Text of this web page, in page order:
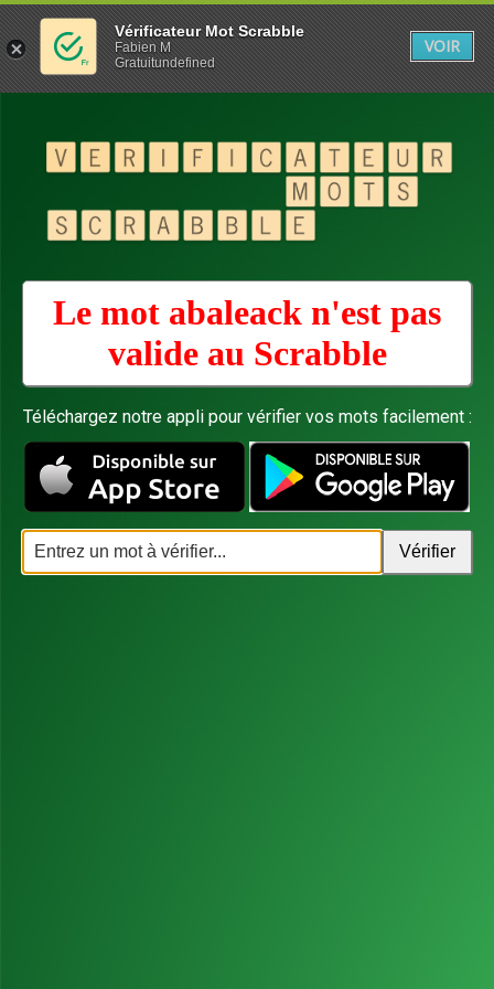
Le mot abaleack n'est pas
valide au Scrabble
Téléchargez notre appli pour vérifier vos mots facilement :
Vérificateur Mot Scrabble
Fabien M
Gratuitundefined
VOIR